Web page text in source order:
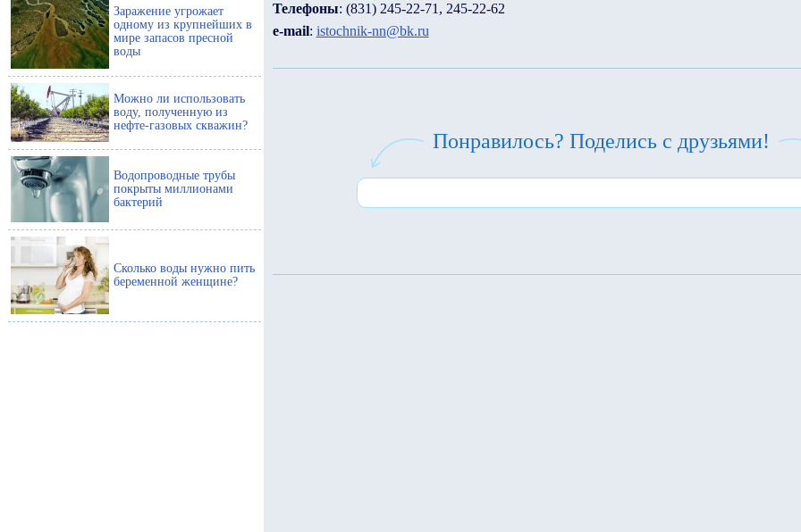
Заражение угрожает
одному из крупнейших в
мире запасов пресной
воды
Можно ли использовать
воду, полученную из
нефте-газовых скважин?
Водопроводные трубы
покрыты миллионами
бактерий
Сколько воды нужно пить
беременной женщине?
Телефоны: (831) 245-22-71, 245-22-62
e-mail: istochnik-nn@bk.ru
Понравилось? Поделись с друзьями!